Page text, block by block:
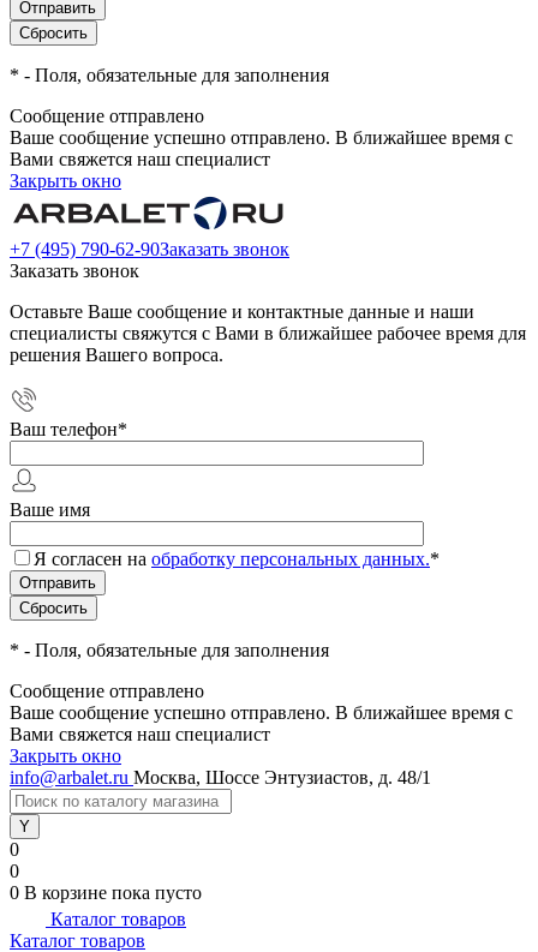
* - Поля, обязательные для заполнения
Сообщение отправлено
Ваше сообщение успешно отправлено. В ближайшее время с
Вами свяжется наш специалист
Закрыть окно
+7 (495) 790-62-90Заказать звонок
Заказать звонок
Оставьте Ваше сообщение и контактные данные и наши
специалисты свяжутся с Вами в ближайшее рабочее время для
решения Вашего вопроса.
Ваш телефон*
Ваше имя
Я согласен на обработку персональных данных.*
* - Поля, обязательные для заполнения
Сообщение отправлено
Ваше сообщение успешно отправлено. В ближайшее время с
Вами свяжется наш специалист
Закрыть окно
info@arbalet.ru Москва, Шоссе Энтузиастов, д. 48/1
0
0
0 В корзине пока пусто
Каталог товаров
Каталог товаров